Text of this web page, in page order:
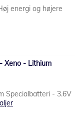
energi og højere
Xeno - Lithium
Specialbatteri - 3.6V